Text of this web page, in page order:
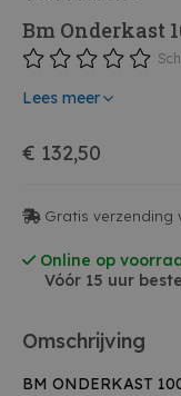
Bm Onderkast
Lees meer
€ 132,50
Gratis verzending
Online op
Vóór 15 uur
Omschrijving
BM ONDERKAST